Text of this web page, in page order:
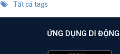
Tất cả tags
ỨNG DỤNG DI ĐỘNG